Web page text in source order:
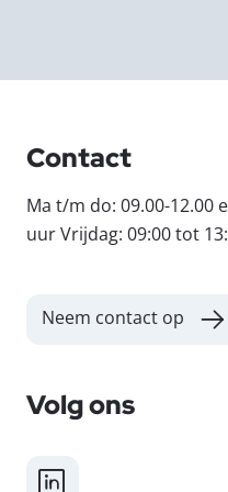
Contact
Ma t/m do: 09.00-12.00
uur Vrijdag: 09:00 tot
Neem contact op
Volg ons
LinkedIn